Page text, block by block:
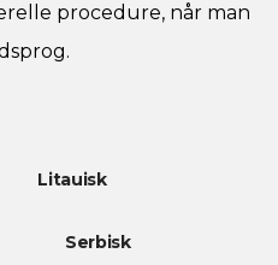
procedure, når man
Litauisk
Serbisk